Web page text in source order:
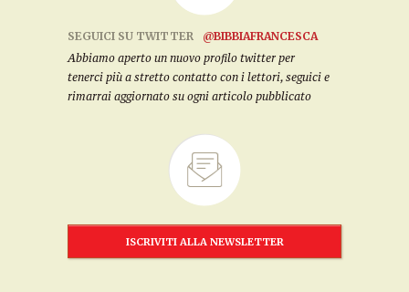
SEGUICI SU TWITTER
@BIBBIAFRANCESCA
Abbiamo aperto un nuovo profilo twitter per
tenerci più a stretto contatto con i lettori, seguici e
rimarrai aggiornato su ogni articolo pubblicato
ISCRIVITI ALLA NEWSLETTER